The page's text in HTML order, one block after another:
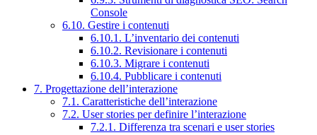
Console
6.10. Gestire i contenuti
6.10.1. L’inventario dei contenuti
6.10.2. Revisionare i contenuti
6.10.3. Migrare i contenuti
6.10.4. Pubblicare i contenuti
7. Progettazione dell’interazione
7.1. Caratteristiche dell’interazione
7.2. User stories per definire l’interazione
7.2.1. Differenza tra scenari e user stories